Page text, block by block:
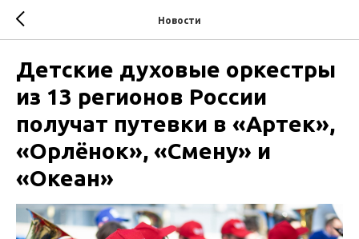
Новости
Детские духовые оркестры
из 13 регионов России
получат путевки в «Артек»,
«Орлёнок», «Смену» и
«Океан»